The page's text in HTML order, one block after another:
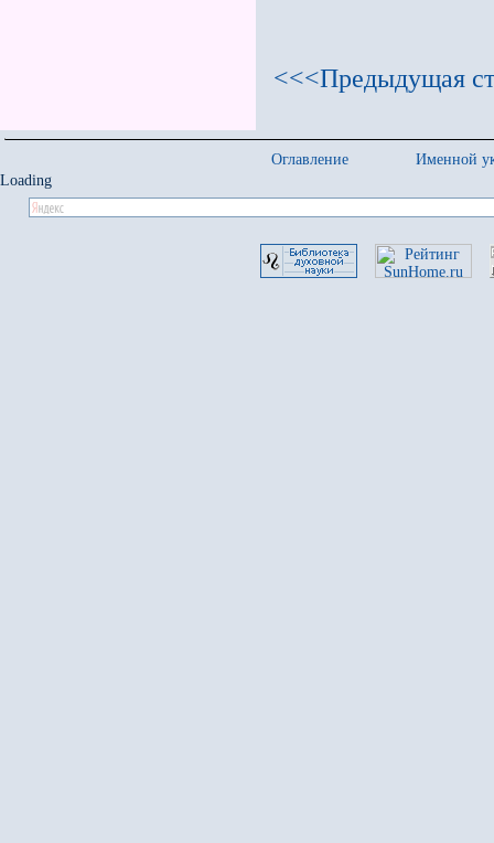
<<<Предыдущая
Оглавление
Именной
Loading